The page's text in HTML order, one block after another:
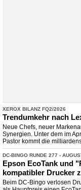
XEROX BILANZ FQ2/2026
Trendumkehr nach
Neue Chefs, neuer
Synergien. Unter dem im
Pastor kommt die
DC-​BINGO RUNDE 277 -
Epson EcoTank und
kompatibler Drucker
Beim DC-Bingo verlosen